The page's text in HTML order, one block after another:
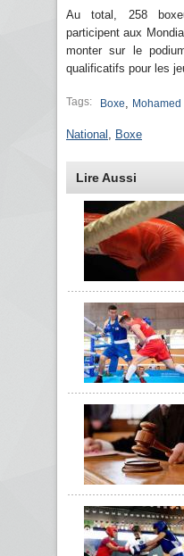
Au total, 258
participent aux
monter sur le
qualificatifs pour les
Tags: Boxe Mohamed
National Boxe
Lire Aussi